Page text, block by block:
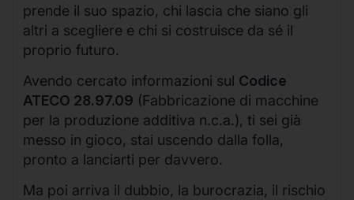
prende il suo spazio, chi lascia che siano gli
altri a scegliere e chi si costruisce da sé il
proprio futuro.
Avendo cercato informazioni sul Codice
ATECO 28.97.09 (Fabbricazione di macchine
per la produzione additiva n.c.a.), ti sei già
messo in gioco, stai uscendo dalla folla,
pronto a lanciarti per davvero.
Ma poi arriva il dubbio, la burocrazia, il rischio